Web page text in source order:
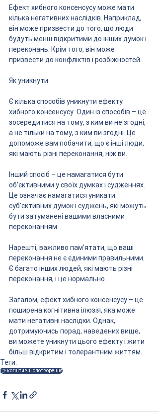
Ефект хибного консенсусу може мати
кілька негативних наслідків. Наприклад,
він може призвести до того, що люди
будуть менш відкритими до інших думок і
переконань. Крім того, він може
призвести до конфліктів і розбіжностей.
Як уникнути
Є кілька способів уникнути ефекту
хибного консенсусу. Один із способів – це
зосередитися на тому, з ким ви не згодні,
а не тільки на тому, з ким ви згодні. Це
допоможе вам побачити, що є інші люди,
які мають різні переконання, ніж ви.
Інший спосіб – це намагатися бути
об’єктивними у своїх думках і судженнях.
Це означає намагатися уникати
суб’єктивних думок і суджень, які можуть
бути затуманені вашими власними
переконанням.
Нарешті, важливо пам’ятати, що ваші
переконання не є єдиними правильними.
Є багато інших людей, які мають різні
переконання, і це нормально.
Загалом, ефект хибного консенсусу – це
поширена когнітивна ілюзія, яка може
мати негативні наслідки. Однак,
дотримуючись порад, наведених вище,
ви можете уникнути цього ефекту і жити
більш відкритим і толерантним життям.
Теги:
👉 когнітивні спотворення